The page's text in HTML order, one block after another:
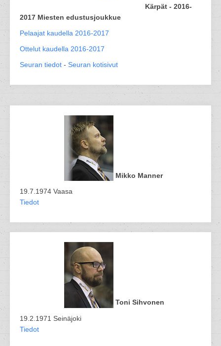
Kärpät - 2016-
2017 Miesten edustusjoukkue
Pelaajat kaudella 2016-2017
Ottelut kaudella 2016-2017
Seuran tiedot - Seuran kotisivut
Mikko Manner
19.7.1974 Vaasa
Tiedot
Toni Sihvonen
19.2.1971 Seinäjoki
Tiedot